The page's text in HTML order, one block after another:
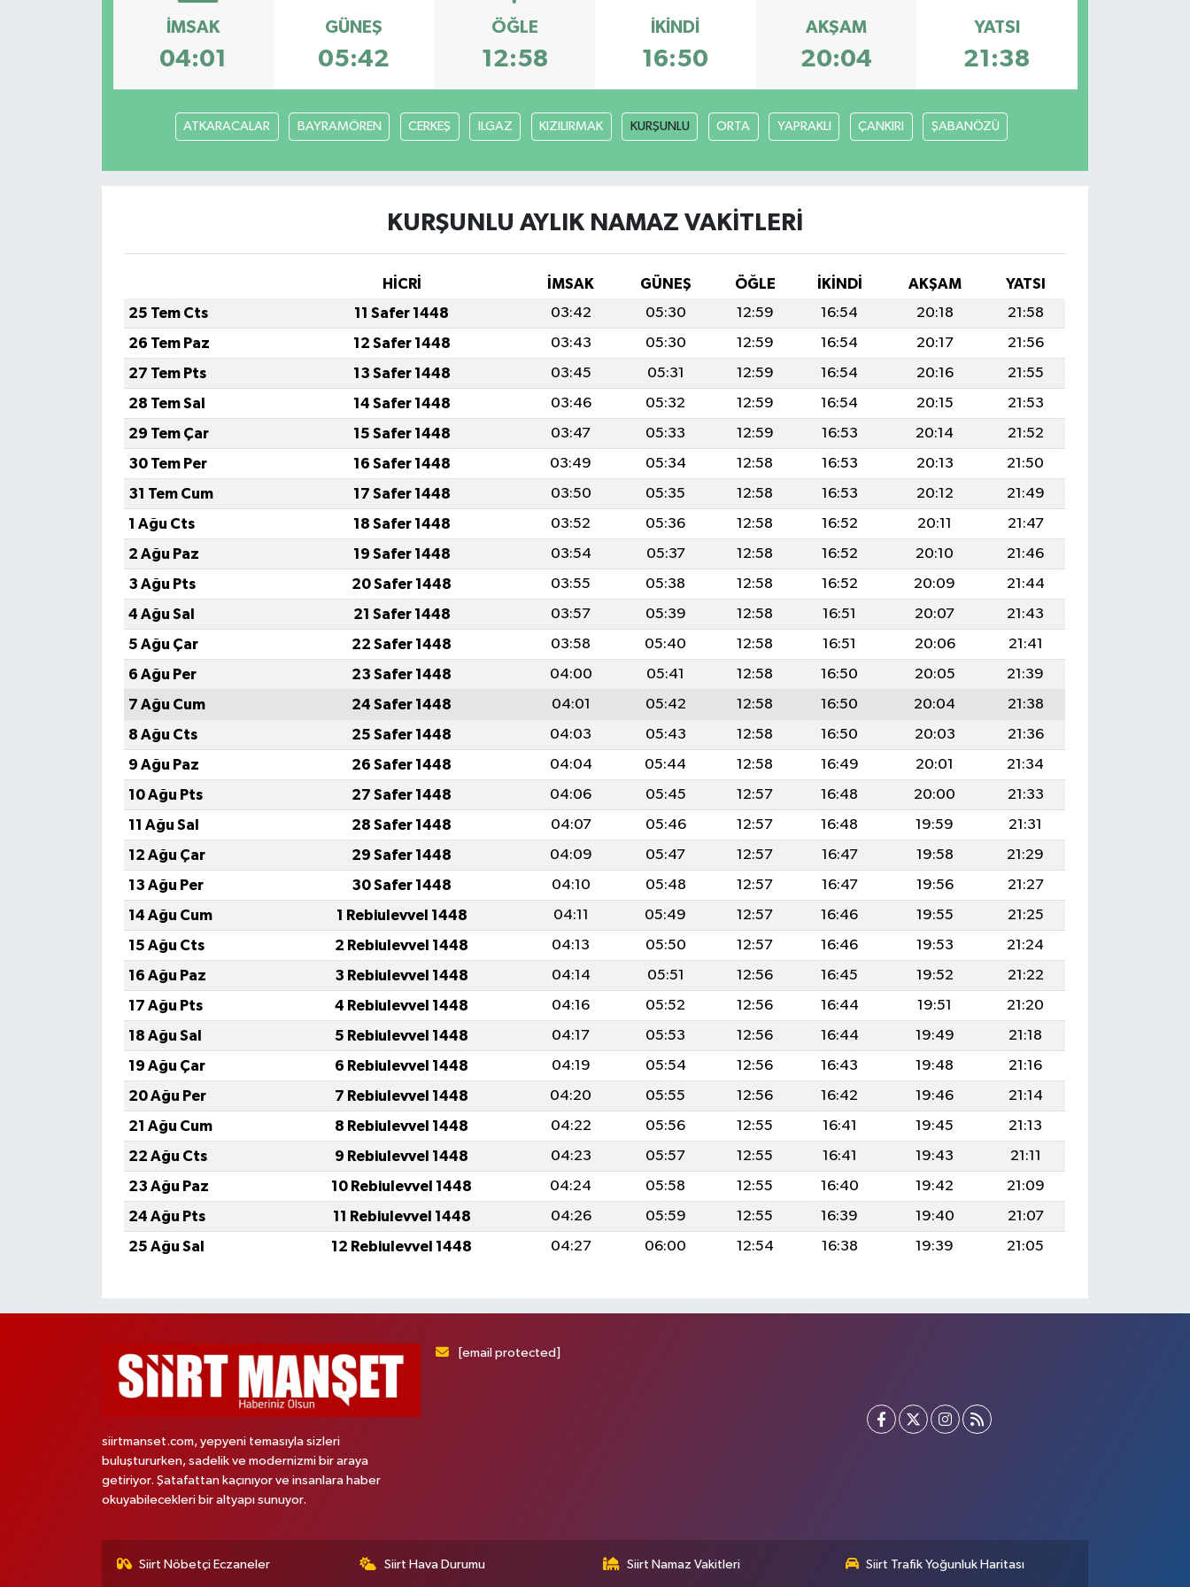
İMSAK
04:01
GÜNEŞ
05:42
ÖĞLE
12:58
İKINDI
16:50
AKŞAM
20:04
YATSI
21:38
ATKARACALAR BAYRAMÖREN CERKEŞ ILGAZ KIZILIRMAK KURŞUNLU ORTA YAPRAKLI ÇANKIRI ŞABANÖZÜ
KURŞUNLU AYLIK NAMAZ VAKITLERI
HİCRİ İMSAK GÜNEŞ ÖĞLE İKINDI AKŞAM
YATSI
25 Tem Cts
11 Safer 1448 03:42 05:30 12:59 16:54 20:18
21:58
26 Tem Paz
12 Safer 1448 03:43 05:30 12:59 16:54 20:17
21:56
27 Tem Pts
13 Safer 1448 03:45 05:31 12:59 16:54 20:16
21:55
28 Tem Sal
14 Safer 1448 03:46 05:32 12:59 16:54 20:15
21:53
29 Tem Çar
15 Safer 1448 03:47 05:33 12:59 16:53 20:14
21:52
30 Tem Per
16 Safer 1448 03:49 05:34 12:58 16:53 20:13
21:50
31 Tem Cum
17 Safer 1448 03:50 05:35 12:58 16:53 20:12
21:49
1 Ağu Cts
18 Safer 1448 03:52 05:36 12:58 16:52 20:11
21:47
2 Ağu Paz
19 Safer 1448 03:54 05:37 12:58 16:52 20:10
21:46
3 Ağu Pts
20 Safer 1448 03:55 05:38 12:58 16:52 20:09
21:44
4 Ağu Sal
21 Safer 1448 03:57 05:39 12:58 16:51 20:07
21:43
5 Ağu Çar
22 Safer 1448 03:58 05:40 12:58 16:51 20:06
21:41
6 Ağu Per
23 Safer 1448 04:00 05:41 12:58 16:50 20:05
21:39
7 Ağu Cum
24 Safer 1448 04:01 05:42 12:58 16:50 20:04
21:38
8 Ağu Cts
25 Safer 1448 04:03 05:43 12:58 16:50 20:03
21:36
9 Ağu Paz
26 Safer 1448 04:04 05:44 12:58 16:49 20:01
21:34
10 Ağu Pts
27 Safer 1448 04:06 05:45 12:57 16:48 20:00
21:33
11 Ağu Sal
28 Safer 1448 04:07 05:46 12:57 16:48 19:59
21:31
12 Ağu Çar
29 Safer 1448 04:09 05:47 12:57 16:47 19:58
21:29
13 Ağu Per
30 Safer 1448 04:10 05:48 12:57 16:47 19:56
21:27
14 Ağu Cum
1 Rebiulevvel 1448 04:11 05:49 12:57 16:46 19:55
21:25
15 Ağu Cts
2 Rebiulevvel 1448 04:13 05:50 12:57 16:46 19:53
21:24
16 Ağu Paz
3 Rebiulevvel 1448 04:14 05:51 12:56 16:45 19:52
21:22
17 Ağu Pts
4 Rebiulevvel 1448 04:16 05:52 12:56 16:44 19:51
21:20
18 Ağu Sal
5 Rebiulevvel 1448 04:17 05:53 12:56 16:44 19:49
21:18
19 Ağu Çar
6 Rebiulevvel 1448 04:19 05:54 12:56 16:43 19:48
21:16
20 Ağu Per
7 Rebiulevvel 1448 04:20 05:55 12:56 16:42 19:46
21:14
21 Ağu Cum
8 Rebiulevvel 1448 04:22 05:56 12:55 16:41 19:45
21:13
22 Ağu Cts
9 Rebiulevvel 1448 04:23 05:57 12:55 16:41 19:43
21:11
23 Ağu Paz
10 Rebiulevvel 1448 04:24 05:58 12:55 16:40 19:42
21:09
24 Ağu Pts
11 Rebiulevvel 1448 04:26 05:59 12:55 16:39 19:40
21:07
25 Ağu Sal
12 Rebiulevvel 1448 04:27 06:00 12:54 16:38 19:39 21:05
siirtmanset.com, yepyeni temasıyla sizleri
buluştururken, sadelik ve modernizmi bir araya
getiriyor. Şatafattan kaçınıyor ve insanlara haber
okuyabilecekleri bir altyapı sunuyor.
[email protected]
Siirt Nöbetçi Eczaneler Siirt Hava Durumu Siirt Namaz Vakitleri Siirt Trafik Yoğunluk Haritası